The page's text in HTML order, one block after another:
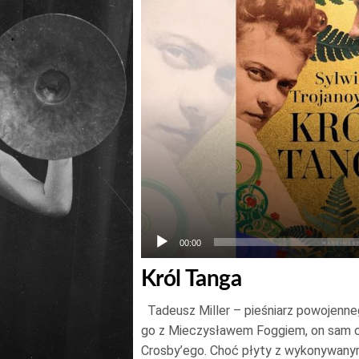
00:00
Król Tanga
Tadeusz Miller – pieśniarz
go z Mieczysławem Foggiem, on sam
Crosby’ego. Choć płyty z